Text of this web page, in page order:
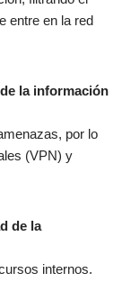
entre en la red
la información
por lo
(VPN) y
de la
internos.